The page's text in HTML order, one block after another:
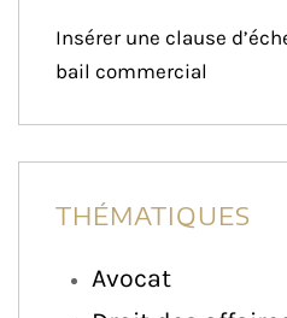
Insérer une clause
bail commercial
THÉMATIQUES
Avocat